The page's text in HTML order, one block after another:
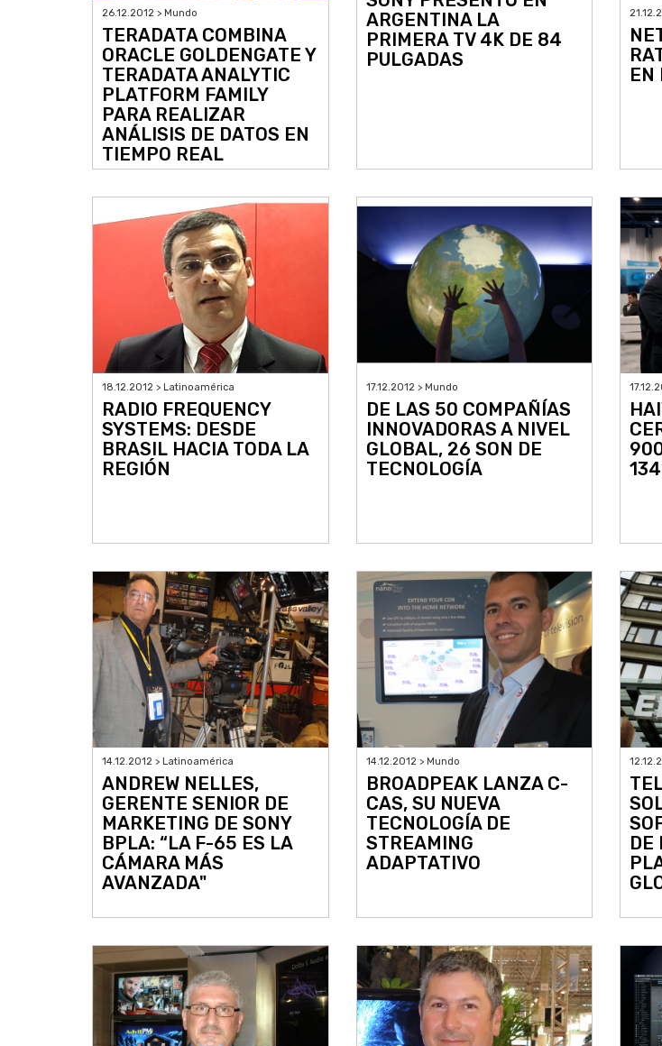
26.12.2012 > Mundo
TERADATA COMBINA
ORACLE GOLDENGATE Y
TERADATA ANALYTIC
PLATFORM FAMILY
PARA REALIZAR
ANÁLISIS DE DATOS EN
TIEMPO REAL
ARGENTINA LA
PRIMERA TV 4K DE 84
PULGADAS
EN
18.12.2012 > Latinoamérica
RADIO FREQUENCY
SYSTEMS: DESDE
BRASIL HACIA TODA LA
REGIÓN
17.12.2012 > Mundo
DE LAS 50 COMPAÑÍAS
INNOVADORAS A NIVEL
GLOBAL, 26 SON DE
TECNOLOGÍA
14.12.2012 > Latinoamérica
ANDREW NELLES,
GERENTE SENIOR DE
MARKETING DE SONY
BPLA: “LA F-65 ES LA
CÁMARA MÁS
AVANZADA"
14.12.2012 > Mundo
BROADPEAK LANZA C-
CAS, SU NUEVA
TECNOLOGÍA DE
STREAMING
ADAPTATIVO
DE